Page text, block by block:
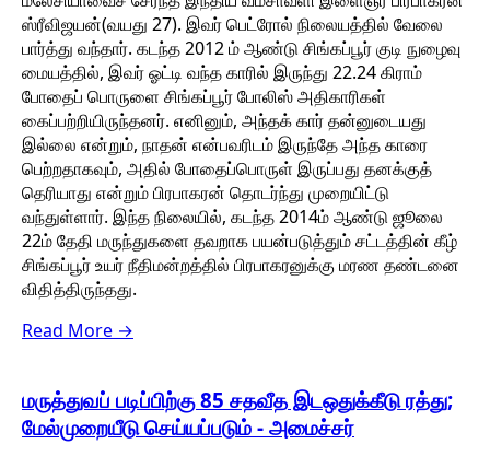
ஸ்ரீவிஜயன்(வயது 27). இவர் பெட்ரோல் நிலையத்தில் வேலை
பார்த்து வந்தார். கடந்த 2012 ம் ஆண்டு சிங்கப்பூர் குடி நுழைவு
மையத்தில், இவர் ஓட்டி வந்த காரில் இருந்து 22.24 கிராம்
போதைப் பொருளை சிங்கப்பூர் போலிஸ் அதிகாரிகள்
கைப்பற்றியிருந்தனர். எனினும், அந்தக் கார் தன்னுடையது
இல்லை என்றும், நாதன் என்பவரிடம் இருந்தே அந்த காரை
பெற்றதாகவும், அதில் போதைப்பொருள் இருப்பது தனக்குத்
தெரியாது என்றும் பிரபாகரன் தொடர்ந்து முறையிட்டு
வந்துள்ளார். இந்த நிலையில், கடந்த 2014ம் ஆண்டு ஜூலை
22ம் தேதி மருந்துகளை தவறாக பயன்படுத்தும் சட்டத்தின் கீழ்
சிங்கப்பூர் உயர் நீதிமன்றத்தில் பிரபாகரனுக்கு மரண தண்டனை
விதித்திருந்தது.
Read More →
மருத்துவப் படிப்பிற்கு 85 சதவீத இடஒதுக்கீடு ரத்து;
மேல்முறையீடு செய்யப்படும் - அமைச்சர்